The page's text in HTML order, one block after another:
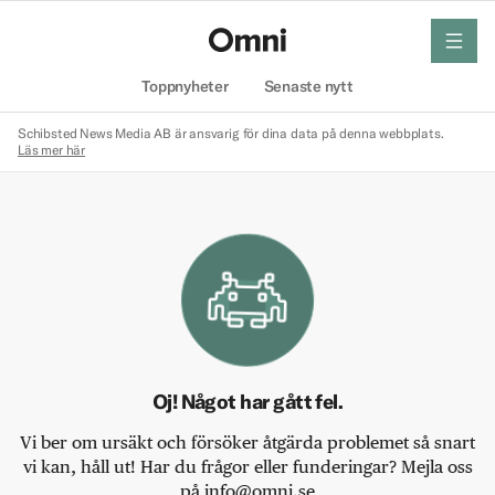
Toppnyheter Senaste nytt
meny
Schibsted News Media AB är ansvarig för dina data på denna webbplats.
Läs mer här
Oj! Något har gått fel.
Vi ber om ursäkt och försöker åtgärda problemet så snart
vi kan, håll ut! Har du frågor eller funderingar? Mejla oss